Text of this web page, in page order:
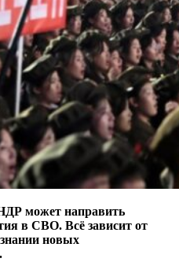
может направить
в СВО. Всё зависит от
новых